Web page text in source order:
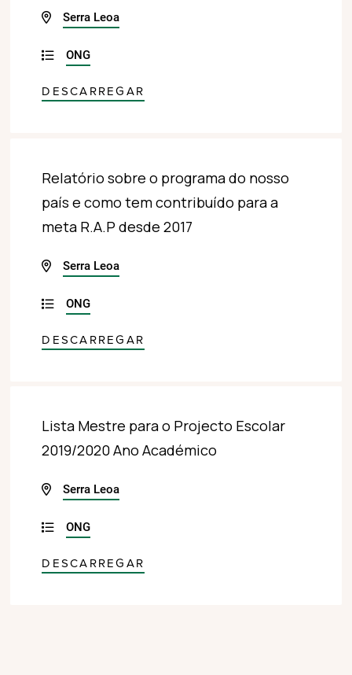
Serra Leoa
ONG
DESCARREGAR
Relatório sobre o programa do nosso
país e como tem contribuído para a
meta R.A.P desde 2017
Serra Leoa
ONG
DESCARREGAR
Lista Mestre para o Projecto Escolar
2019/2020 Ano Académico
Serra Leoa
ONG
DESCARREGAR